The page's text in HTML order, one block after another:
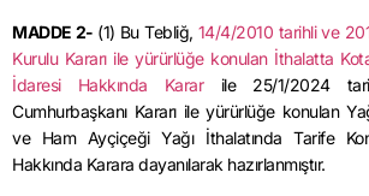
MADDE 2- (1) Bu Tebliğ, 14/4/2010 tarihli ve
Kurulu Kararı ile yürürlüğe konulan İthalatta
İdaresi Hakkında Kararile 25/1/2024
Cumhurbaşkanı Kararı ile yürürlüğe konulan
ve Ham Ayçiçeği Yağı İthalatında Tarife
Hakkında Karara dayanılarak hazırlanmıştır.